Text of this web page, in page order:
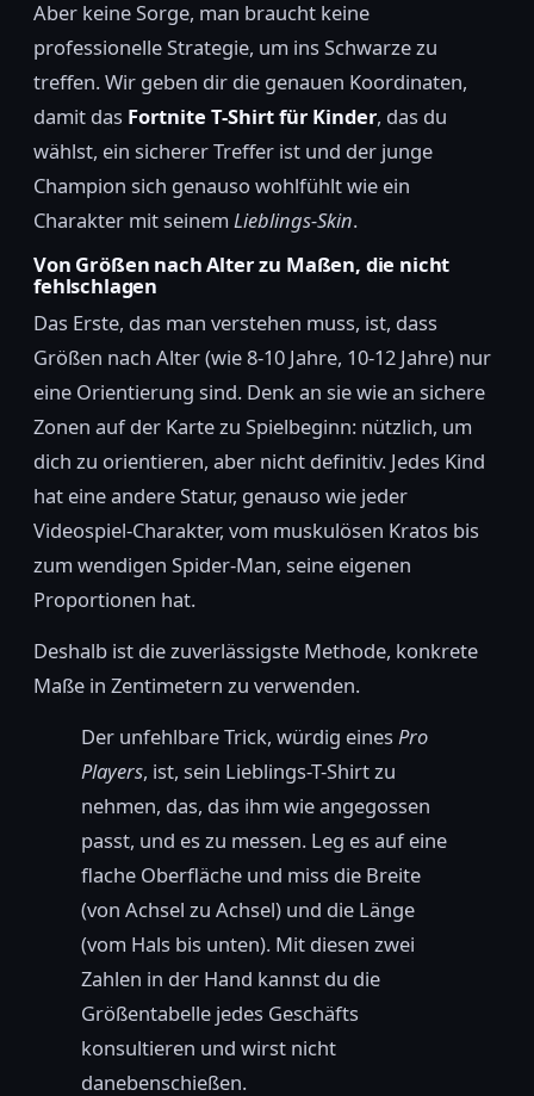
Aber keine Sorge, man braucht keine
professionelle Strategie, um ins Schwarze zu
treffen. Wir geben dir die genauen Koordinaten,
damit das Fortnite T-Shirt für Kinder, das du
wählst, ein sicherer Treffer ist und der junge
Champion sich genauso wohlfühlt wie ein
Charakter mit seinem Lieblings-Skin.
Von Größen nach Alter zu Maßen, die nicht
fehlschlagen
Das Erste, das man verstehen muss, ist, dass
Größen nach Alter (wie 8-10 Jahre, 10-12 Jahre) nur
eine Orientierung sind. Denk an sie wie an sichere
Zonen auf der Karte zu Spielbeginn: nützlich, um
dich zu orientieren, aber nicht definitiv. Jedes Kind
hat eine andere Statur, genauso wie jeder
Videospiel-Charakter, vom muskulösen Kratos bis
zum wendigen Spider-Man, seine eigenen
Proportionen hat.
Deshalb ist die zuverlässigste Methode, konkrete
Maße in Zentimetern zu verwenden.
Der unfehlbare Trick, würdig eines Pro
Players, ist, sein Lieblings-T-Shirt zu
nehmen, das, das ihm wie angegossen
passt, und es zu messen. Leg es auf eine
flache Oberfläche und miss die Breite
(von Achsel zu Achsel) und die Länge
(vom Hals bis unten). Mit diesen zwei
Zahlen in der Hand kannst du die
Größentabelle jedes Geschäfts
konsultieren und wirst nicht
danebenschießen.